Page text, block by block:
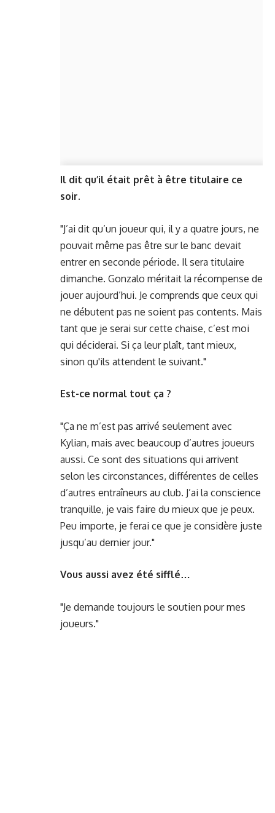
Il dit qu’il était prêt à être titulaire ce
soir.
"J’ai dit qu’un joueur qui, il y a quatre jours, ne
pouvait même pas être sur le banc devait
entrer en seconde période. Il sera titulaire
dimanche. Gonzalo méritait la récompense de
jouer aujourd’hui. Je comprends que ceux qui
ne débutent pas ne soient pas contents. Mais
tant que je serai sur cette chaise, c’est moi
qui déciderai. Si ça leur plaît, tant mieux,
sinon qu'ils attendent le suivant."
Est-ce normal tout ça ?
"Ça ne m’est pas arrivé seulement avec
Kylian, mais avec beaucoup d’autres joueurs
aussi. Ce sont des situations qui arrivent
selon les circonstances, différentes de celles
d’autres entraîneurs au club. J’ai la conscience
tranquille, je vais faire du mieux que je peux.
Peu importe, je ferai ce que je considère juste
jusqu’au dernier jour."
Vous aussi avez été sifflé…
"Je demande toujours le soutien pour mes
joueurs."